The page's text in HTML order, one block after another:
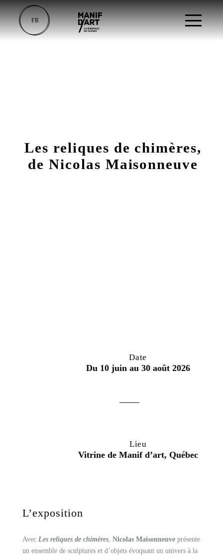
FR
Les reliques de chimères,
de Nicolas Maisonneuve
Date
Du 10 juin au 30 août 2026
Lieu
Vitrine de Manif d’art, Québec
L’exposition
Avec Les reliques de chimères Nicolas Maisonneuve présente
un ensemble de sculptures et d’objets évoquant un univers à la